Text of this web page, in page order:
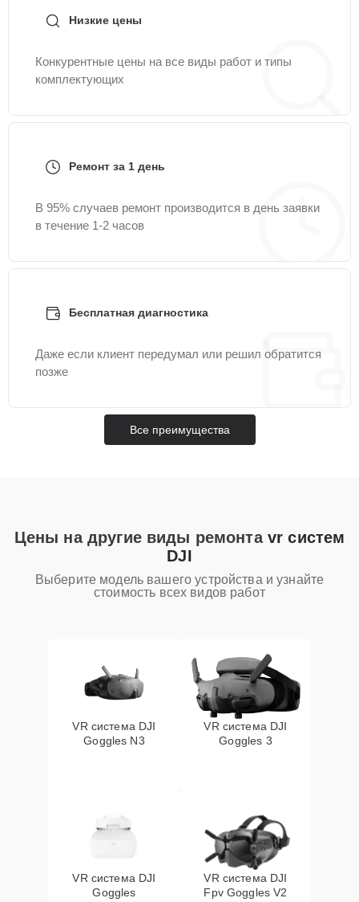
Низкие цены
Конкурентные цены на все виды работ и типы
комплектующих
Ремонт за 1 день
В 95% случаев ремонт производится в день заявки
в течение 1-2 часов
Бесплатная диагностика
Даже если клиент передумал или решил обратится
позже
Все преимущества
Цены на другие виды ремонта vr систем
DJI
Выберите модель вашего устройства и узнайте
стоимость всех видов работ
VR система DJI
Goggles N3
VR система DJI
Goggles 3
VR система DJI
Goggles
VR система DJI
Fpv Goggles V2